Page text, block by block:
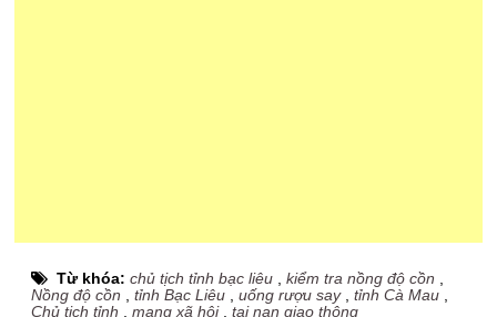
Từ khóa:chủ tịch tỉnh bạc liêu ,kiểm tra nồng độ cồn
Nồng độ cồn ,tỉnh Bạc Liêu ,uống rượu say,tỉnh Cà Mau
Chủ tịch tỉnh ,mạng xã hội,tai nạn giao thông